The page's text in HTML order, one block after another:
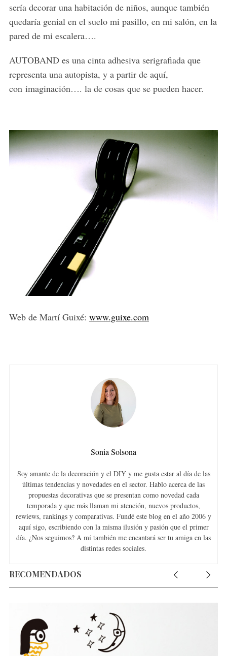
sería decorar una habitación de niños, aunque también
quedaría genial en el suelo mi pasillo, en mi salón, en la
pared de mi escalera….
AUTOBAND es una cinta adhesiva serigrafiada que
representa una autopista, y a partir de aquí,
con imaginación…. la de cosas que se pueden hacer.
Web de Martí Guixé: www.guixe.com
Sonia Solsona
Soy amante de la decoración y el DIY y me gusta estar al día de las
últimas tendencias y novedades en el sector. Hablo acerca de las
propuestas decorativas que se presentan como novedad cada
temporada y que más llaman mi atención, nuevos productos,
rewiews, rankings y comparativas. Fundé este blog en el año 2006 y
aquí sigo, escribiendo con la misma ilusión y pasión que el primer
día. ¿Nos seguimos? A mí también me encantará ser tu amiga en las
distintas redes sociales.
RECOMENDADOS